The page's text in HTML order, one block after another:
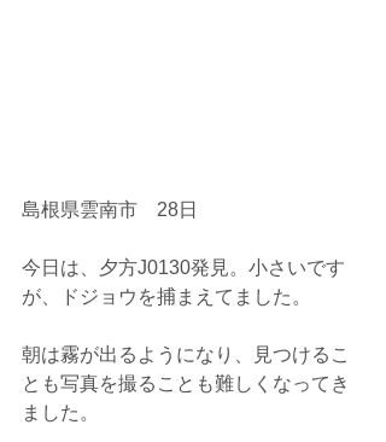
島根県雲南市　28日
今日は、夕方J0130発見。小さいです
が、ドジョウを捕まえてました。
朝は霧が出るようになり、見つけるこ
とも写真を撮ることも難しくなってき
ました。